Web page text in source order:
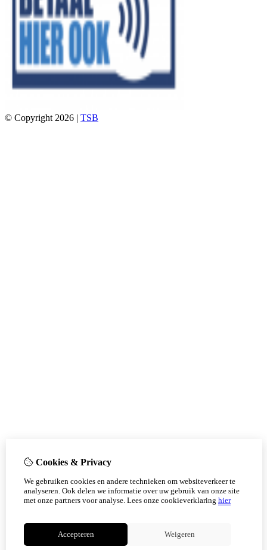
© Copyright 2026 | TSB
Cookies & Privacy
We gebruiken cookies en andere technieken om websiteverkeer te
analyseren. Ook delen we informatie over uw gebruik van onze site
met onze partners voor analyse. Lees onze cookieverklaring hier
Accepteren Weigeren